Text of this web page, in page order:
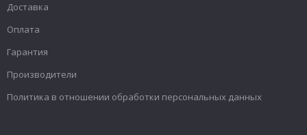
Доставка
Оплата
Гарантия
Производители
Политика в отношении обработки персональных данных